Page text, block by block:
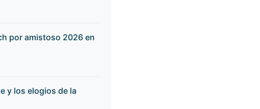
por amistoso 2026 en
y los elogios de la